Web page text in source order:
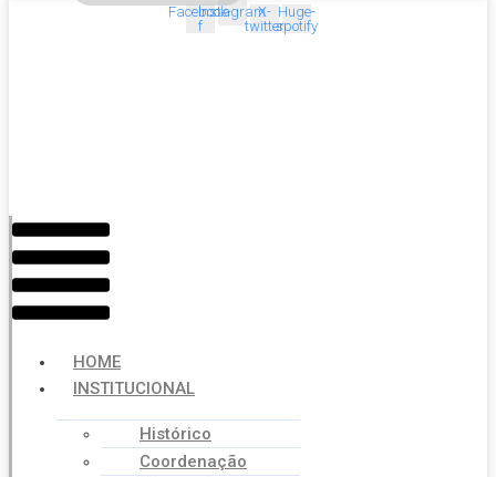
Facebook-
f
InstagramX-
twitter
Huge-
spotify
Menu
HOME
INSTITUCIONAL
Histórico
Coordenação